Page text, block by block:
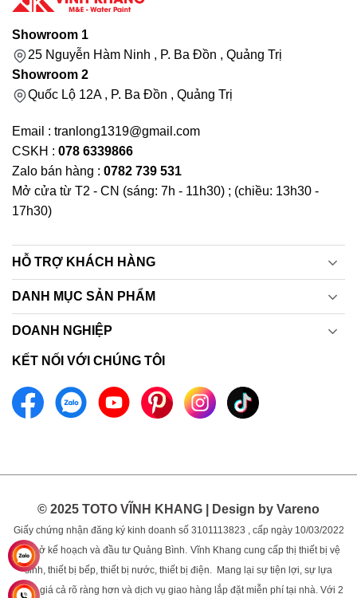
Showroom 1
25 Nguyễn Hàm Ninh , P. Ba Đồn , Quảng Trị
Showroom 2
Quốc Lộ 12A , P. Ba Đồn , Quảng Trị
Email : tranlong1319@gmail.com
CSKH : 078 6339866
Zalo bán hàng : 0782 739 531
Mở cửa từ T2 - CN (sáng: 7h - 11h30) ; (chiều: 13h30 -
17h30)
HỖ TRỢ KHÁCH HÀNG
DANH MỤC SẢN PHẨM
DOANH NGHIỆP
KẾT NỐI VỚI CHÚNG TÔI
© 2025 TOTO VĨNH KHANG | Design by Vareno
Giấy chứng nhận đăng ký kinh doanh số 3101113823 , cấp ngày 10/03/2022
bởi sở kế hoạch và đầu tư Quảng Bình. Vĩnh Khang cung cấp thị thiết bị vệ
sinh, thiết bị bếp, thiết bị nước, thiết bị điện. Mang lại sự tiện lợi, sự lựa
chọn, giá cả rõ ràng hơn và dịch vụ giao hàng lắp đặt miễn phí tại nhà. Với 2